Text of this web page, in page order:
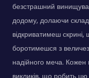
безстрашний
додому, долаючи
відкриватимеш
боротимешся з
надійного меча.
викликів, що робить